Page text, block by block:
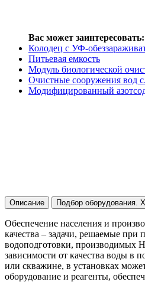
Вас может заинтересовать:
Колодец с УФ-
Питьевая емкость
Модуль биологической
Очистные сооружения вод
Модифицированный
Описание Подбор оборудования.
Обеспечение населения и
качества – задачи, решаемые при
водоподготовки,
зависимости от качества воды в
или скважине, в установках
оборудование и реагенты,